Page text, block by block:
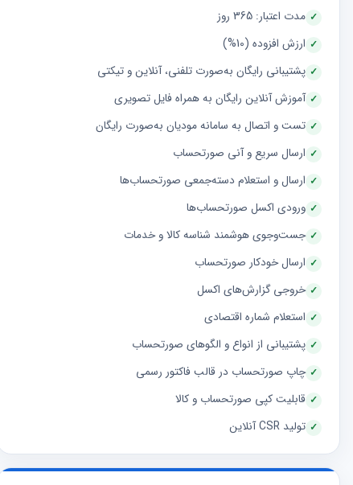
مدت اعتبار: 365 روز
ارزش افزوده (10%)
پشتیبانی رایگان به‌صورت تلفنی، آنلاین و تیکتی
آموزش آنلاین رایگان به همراه فایل تصویری
تست و اتصال به سامانه مودیان به‌صورت رایگان
ارسال سریع و آنی صورتحساب
ارسال و استعلام دسته‌جمعی صورتحساب‌ها
ورودی اکسل صورتحساب‌ها
جست‌وجوی هوشمند شناسه کالا و خدمات
ارسال خودکار صورتحساب
خروجی گزارش‌های اکسل
استعلام شماره اقتصادی
پشتیبانی از انواع و الگوهای صورتحساب
چاپ صورتحساب در قالب فاکتور رسمی
قابلیت کپی صورتحساب و کالا
تولید CSR آنلاین